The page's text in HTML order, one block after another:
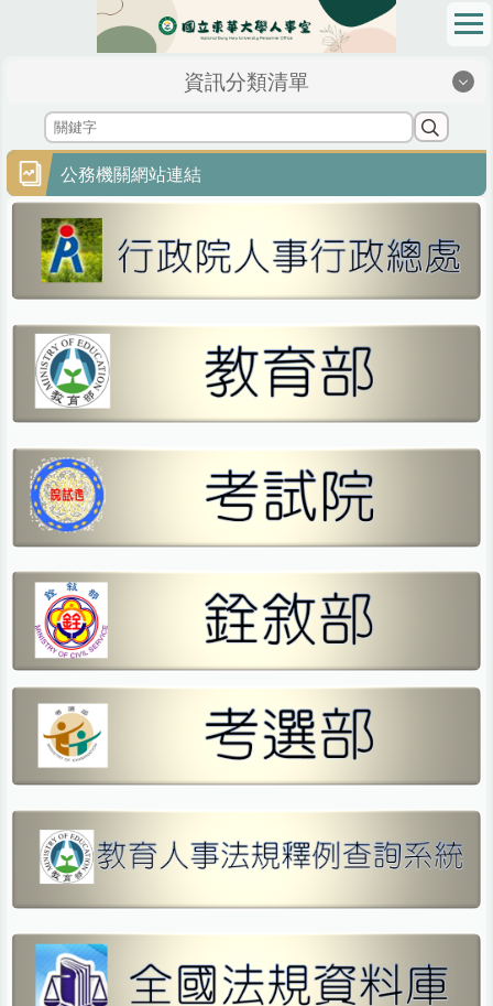
區
資訊分類清單
公務機關網站連結